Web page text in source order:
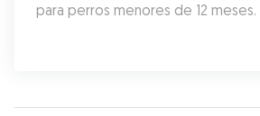
para perros menores de 12 meses.